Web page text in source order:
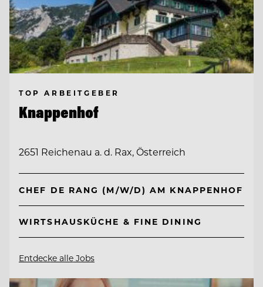
TOP ARBEITGEBER
Knappenhof
2651 Reichenau a. d. Rax, Österreich
CHEF DE RANG (M/W/D) AM KNAPPENHOF
WIRTSHAUSKÜCHE & FINE DINING
Entdecke alle Jobs